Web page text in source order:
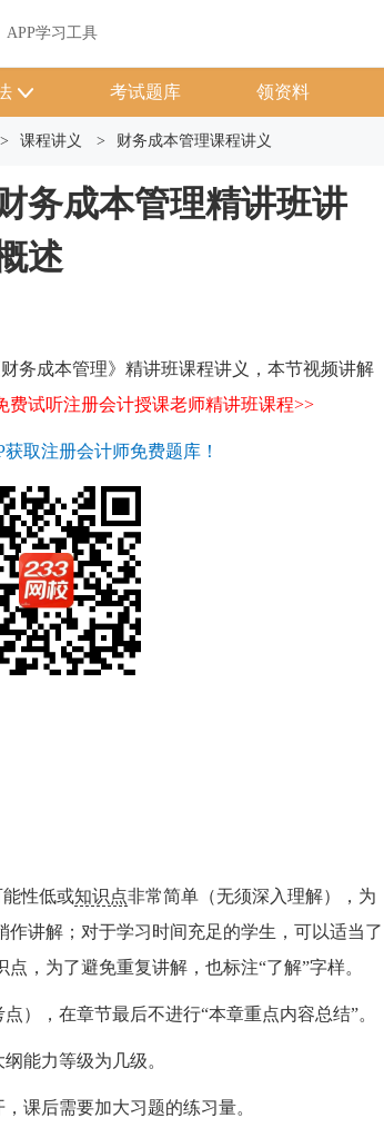
APP学习工具
考试题库 领资料
> 课程讲义 > 财务成本管理课程讲义
务成本管理精讲班讲
述
财务成本管理》精讲班课程讲义 ，本节视频讲解
费试听注册会计授课老师精讲班课程>>
取注册会计师免费题库！
能性低或知识点非常简单（无须深入理解），为
讲解；对于学习时间充足的学生，可以适当了
，为了避免重复讲解，也标注“了解”字样。
），在章节最后不进行“本章重点内容总结”。
能力等级为几级。
课后需要加大习题的练习量。